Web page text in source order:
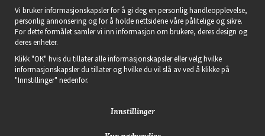
spennende nye produkter!
Vi bruker informasjonskapsler for å gi deg en personlig handleopplevelse,
personlig annonsering og for å holde nettsidene våre pålitelige og sikre.
For dette formålet samler vi inn informasjon om brukere, deres design og
deres enheter.
Klikk "OK" hvis du tillater alle informasjonskapsler eller velg hvilke
informasjonskapsler du tillater og hvilke du vil slå av ved å klikke på
"Innstillinger" nedenfor.
Innstillinger